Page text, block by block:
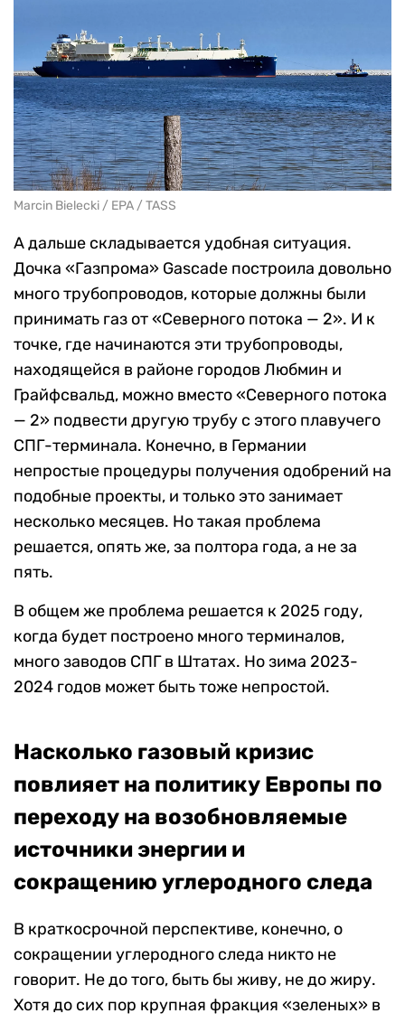
Marcin Bielecki / EPA / TASS
А дальше складывается удобная ситуация.
Дочка «Газпрома» Gascade построила довольно
много трубопроводов, которые должны были
принимать газ от «Северного потока — 2». И к
точке, где начинаются эти трубопроводы,
находящейся в районе городов Любмин и
Грайфсвальд, можно вместо «Северного потока
— 2» подвести другую трубу с этого плавучего
СПГ-терминала. Конечно, в Германии
непростые процедуры получения одобрений на
подобные проекты, и только это занимает
несколько месяцев. Но такая проблема
решается, опять же, за полтора года, а не за
пять.
В общем же проблема решается к 2025 году,
когда будет построено много терминалов,
много заводов СПГ в Штатах. Но зима 2023-
2024 годов может быть тоже непростой.
Насколько газовый кризис
повлияет на политику Европы по
переходу на возобновляемые
источники энергии и
сокращению углеродного следа
В краткосрочной перспективе, конечно, о
сокращении углеродного следа никто не
говорит. Не до того, быть бы живу, не до жиру.
Хотя до сих пор крупная фракция «зеленых» в